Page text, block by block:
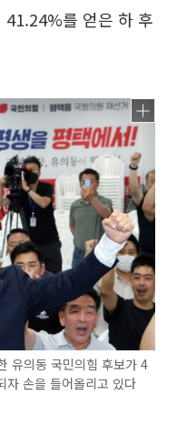
를 얻은 하 후
유의동 국민의힘 후보가 4
자 손을 들어올리고 있다